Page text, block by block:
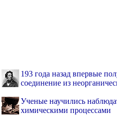
193 года назад впервые
соединение из
Ученые научились
химическими процессами